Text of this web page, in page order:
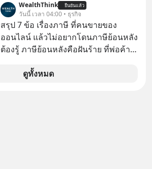
#FraudEducation #FinancialLiteracy
#DigitalBankWithHumanTouch
กับฤดูร้อนรุนแรงและภัยแล้งที่ยาวนาน
อย่างไม่เคยปรากฏมาก่อน ส่งผลให้
แม่น้ำหลายสายลดระดับลงสู่ระดับต่ำ
สุดเป็นประวัติการณ์ โดยเฉพาะ “แม่น้ำ
ดานูบ” ซึ่งเป็นแม่น้ำยาวอันดับสองของ
ยุโรปที่ไหลผ่าน 10 ประเทศ ที่มีปริมาณ
น้ำลดต่ำลงเป็นประวัติศาสตร์ จนเผยให้
WealthThink ยืนยันแล้ว
วันนี้ เวลา 04:00 • ธุรกิจ
สรุป 7 ข้อ เรื่องภาษี ที่คนขายของ
ออนไลน์ แล้วไม่อยากโดนภาษีย้อนหลัง
ต้องรู้ ภาษีย้อนหลังคือฝันร้าย ที่พ่อค้า
ดูทั้งหมด